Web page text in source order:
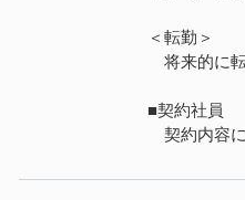
＜転勤＞
将来的に
■契約社員
契約内容